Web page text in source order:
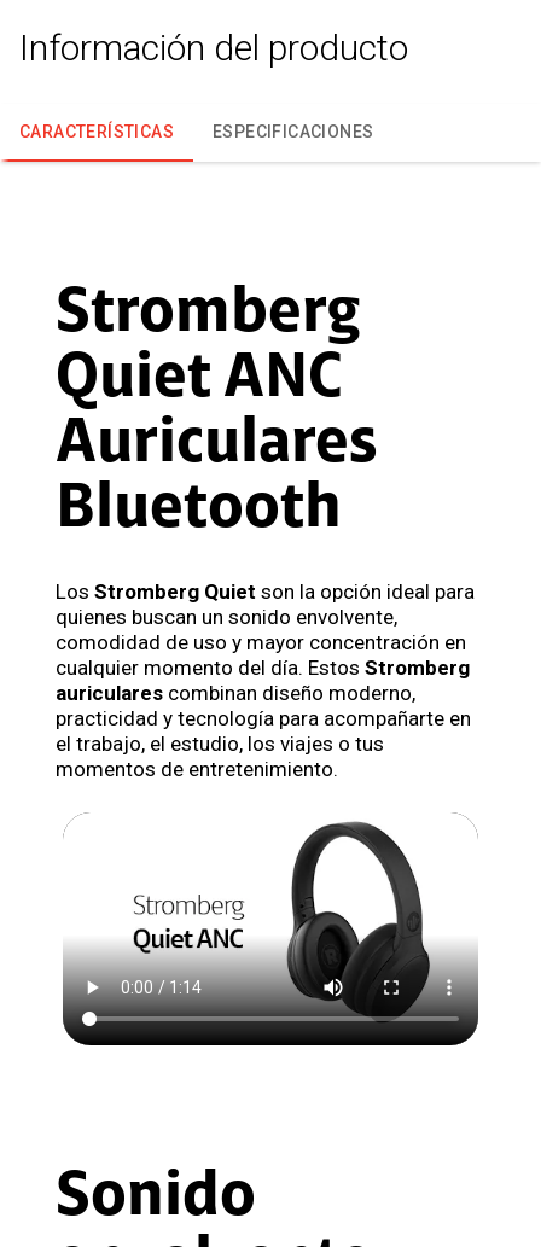
Información del producto
CARACTERÍSTICAS ESPECIFICACIONES
Stromberg
Quiet ANC
Auriculares
Bluetooth
Los Stromberg Quiet son la opción ideal para
quienes buscan un sonido envolvente,
comodidad de uso y mayor concentración en
cualquier momento del día. Estos Stromberg
auriculares combinan diseño moderno,
practicidad y tecnología para acompañarte en
el trabajo, el estudio, los viajes o tus
momentos de entretenimiento.
Sonido